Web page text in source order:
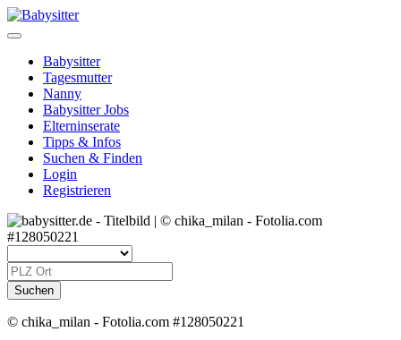
Babysitter
Tagesmutter
Nanny
Babysitter Jobs
Elterninserate
Tipps & Infos
Suchen & Finden
Login
Registrieren
© chika_milan - Fotolia.com #128050221